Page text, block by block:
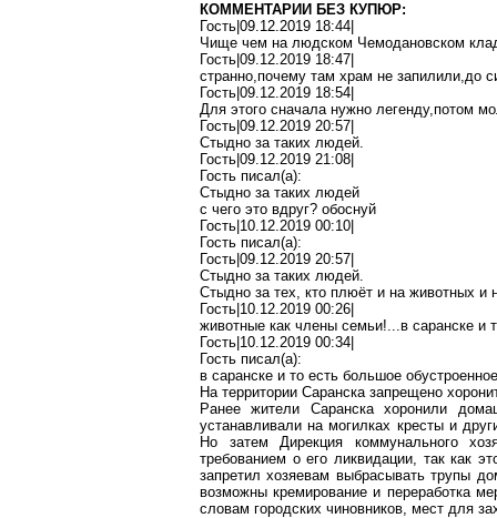
КОММЕНТАРИИ БЕЗ КУПЮР:
Гость|09.12.2019 18:44|
Чище чем на людском Чемодановском
Гость|09.12.2019 18:47|
странно,почему там храм не запилили,до
Гость|09.12.2019 18:54|
Для этого сначала нужно легенду,потом
Гость|09.12.2019 20:57|
Стыдно за таких людей.
Гость|09.12.2019 21:08|
Гость писал(a):
Стыдно за таких людей
с чего это вдруг? обоснуй
Гость|10.12.2019 00:10|
Гость писал(a):
Гость|09.12.2019 20:57|
Стыдно за таких людей.
Стыдно за тех, кто плюёт и на животных и
Гость|10.12.2019 00:26|
животные как члены семьи!...в саранске и
Гость|10.12.2019 00:34|
Гость писал(a):
в саранске и то есть большое
На территории Саранска запрещено
Ранее жители Саранска хоронили
устанавливали на могилках кресты и
Но затем Дирекция коммунального
требованием о его ликвидации, так как
запретил хозяевам выбрасывать трупы
возможны кремирование и переработка
словам городских чиновников, мест для